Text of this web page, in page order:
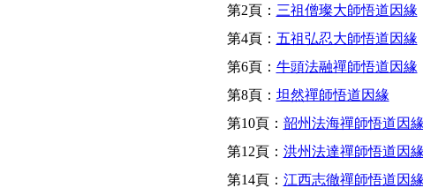
第2頁： 三祖僧璨大師悟道因緣
第4頁： 五祖弘忍大師悟道因緣
第6頁： 牛頭法融禪師悟道因緣
第8頁： 坦然禪師悟道因緣
第10頁： 韶州法海禪師悟道因緣
第12頁： 洪州法達禪師悟道因緣
第14頁： 江西志徹禪師悟道因緣